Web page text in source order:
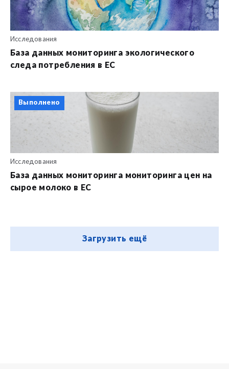
Исследования
База данных мониторинга экологического
следа потребления в ЕС
Выполнено
Исследования
База данных мониторинга мониторинга цен на
сырое молоко в ЕС
Загрузить ещё